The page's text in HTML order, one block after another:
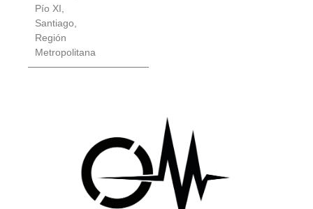
Pío XI,
Santiago,
Región
Metropolitana